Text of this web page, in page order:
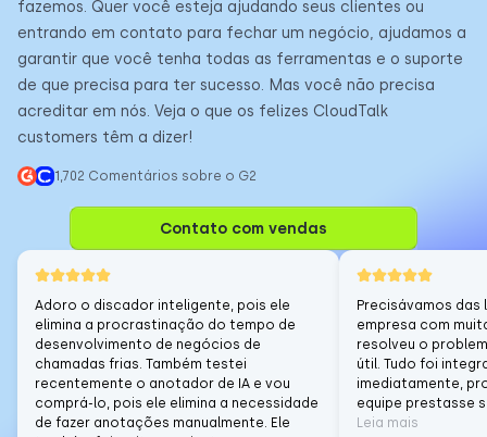
fazemos. Quer você esteja ajudando seus clientes ou
entrando em contato para fechar um negócio, ajudamos a
garantir que você tenha todas as ferramentas e o suporte
de que precisa para ter sucesso. Mas você não precisa
acreditar em nós. Veja o que os felizes CloudTalk
customers têm a dizer!
1,702 Comentários sobre o G2
Contato com vendas
Adoro o discador inteligente, pois ele
elimina a procrastinação do tempo de
desenvolvimento de negócios de
chamadas frias. Também testei
recentemente o anotador de IA e vou
comprá-lo, pois ele elimina a necessidade
de fazer anotações manualmente. Ele
Precisávamos das
empresa com
resolveu o
útil. Tudo foi
imediatamente,
equipe prestasse
Leia mais